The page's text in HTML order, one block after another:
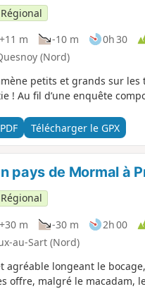
+11 m -10 m 0h 30
(Nord)
petits et grands sur
! Au fil d’une enquête
Télécharger le GPX
pays de Mormal à
+30 m -30 m 2h 00
au-Sart (Nord)
agréable longeant le
offre, malgré le macadam,